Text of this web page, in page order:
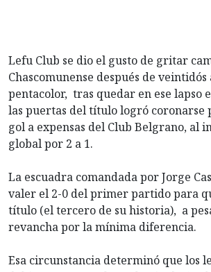
Lefu Club se dio el gusto de gritar
Chascomunense después de
pentacolor, tras quedar en ese lapso
las puertas del título logró coronarse
gol a expensas del Club Belgrano, al
global por 2 a 1.
La escuadra comandada por Jorge
valer el 2-0 del primer partido para
título (el tercero de su historia), a
revancha por la mínima diferencia.
Esa circunstancia determinó que los